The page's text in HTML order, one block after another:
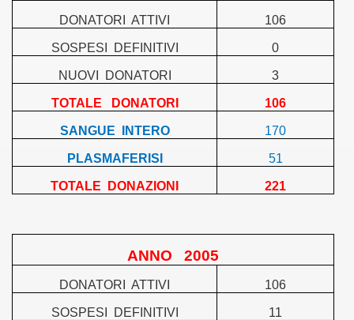
DONATORI ATTIVI 106
SOSPESI DEFINITIVI 0
NUOVI DONATORI 3
TOTALE DONATORI 106
SANGUE INTERO 170
PLASMAFERISI 51
TOTALE DONAZIONI 221
ANNO 2005
DONATORI ATTIVI 106
SOSPESI DEFINITIVI 11